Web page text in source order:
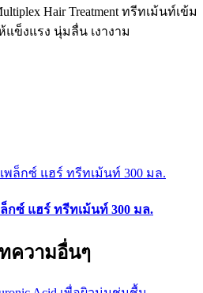
กซ์ แฮร์ ทรีทเม้นท์ 300 มล.
ความอื่นๆ